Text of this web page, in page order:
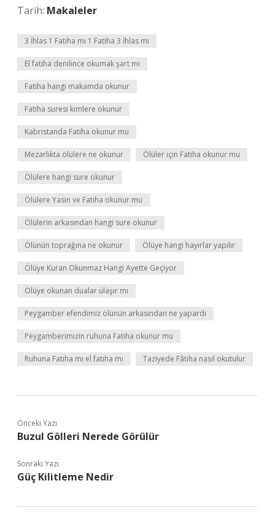
Tarih: Makaleler
3 İhlas 1 Fatiha mı 1 Fatiha 3 İhlas mı
El fatiha denilince okumak şart mı
Fatiha hangi makamda okunur
Fatiha suresi kimlere okunur
Kabristanda Fatiha okunur mu
Mezarlıkta ölülere ne okunur Ölüler için Fatiha okunur mu
Ölülere hangi sure okunur
Ölülere Yasin ve Fatiha okunur mu
Ölülerin arkasından hangi sure okunur
Ölünün toprağına ne okunur Ölüye hangi hayırlar yapılır
Ölüye Kuran Okunmaz Hangi Ayette Geçiyor
Ölüye okunan dualar ulaşır mı
Peygamber efendimiz ölünün arkasından ne yapardı
Peygamberimizin ruhuna Fatiha okunur mu
Ruhuna Fatiha mı el fatiha mı Taziyede Fâtiha nasıl okutulur
Önceki Yazı
Buzul Gölleri Nerede Görülür
Sonraki Yazı
Güç Kilitleme Nedir